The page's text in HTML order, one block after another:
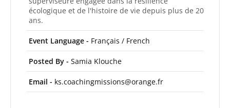
écologique et de l'histoire de vie depuis plus de 20
ans.
Event Language - Français / French
Posted By - Samia Klouche
Email - ks.coachingmissions@orange.fr